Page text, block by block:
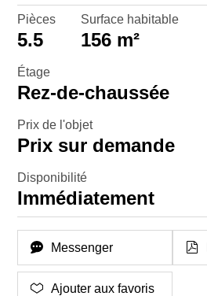
Pièces
5.5
Surface habitable
156 m²
Étage
Rez-de-chaussée
Prix de l'objet
Prix sur demande
Disponibilité
Immédiatement
Messenger
Ajouter aux favoris